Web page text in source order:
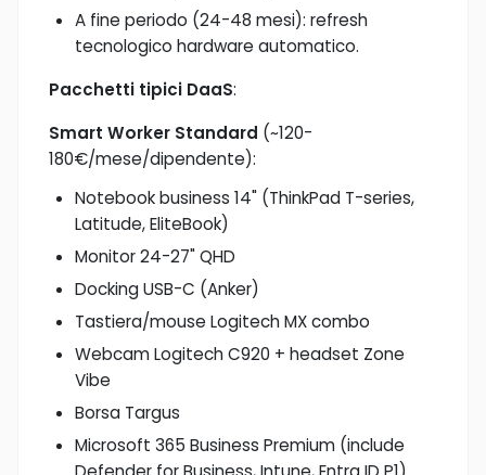
A fine periodo (24-48 mesi): refresh
tecnologico hardware automatico.
Pacchetti tipici DaaS:
Smart Worker Standard (~120-
180€/mese/dipendente):
Notebook business 14" (ThinkPad T-series,
Latitude, EliteBook)
Monitor 24-27" QHD
Docking USB-C (Anker)
Tastiera/mouse Logitech MX combo
Webcam Logitech C920 + headset Zone
Vibe
Borsa Targus
Microsoft 365 Business Premium (include